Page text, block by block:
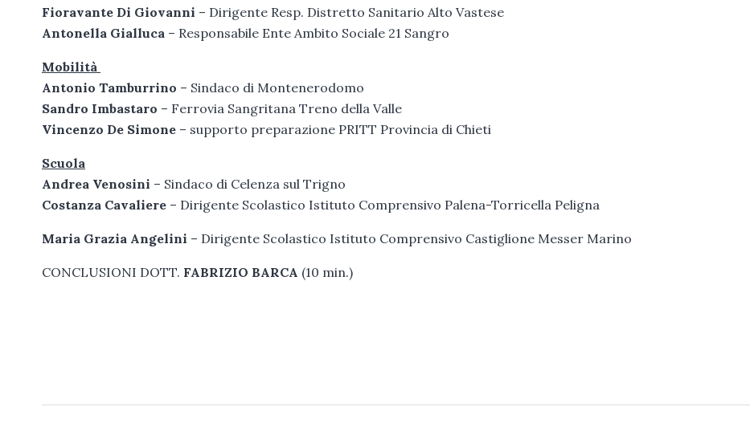
Fioravante Di Giovanni – Dirigente Resp. Distretto Sanitario Alto Vastese
Antonella Gialluca – Responsabile Ente Ambito Sociale 21 Sangro
Mobilità
Antonio Tamburrino – Sindaco di Montenerodomo
Sandro Imbastaro – Ferrovia Sangritana Treno della Valle
Vincenzo De Simone – supporto preparazione PRITT Provincia di Chieti
Scuola
Andrea Venosini – Sindaco di Celenza sul Trigno
Costanza Cavaliere – Dirigente Scolastico Istituto Comprensivo Palena-Torricella Peligna
Maria Grazia Angelini – Dirigente Scolastico Istituto Comprensivo Castiglione Messer Marino
CONCLUSIONI DOTT. FABRIZIO BARCA (10 min.)